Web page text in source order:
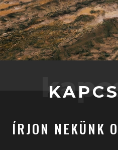
ÍRJON NEKÜNK